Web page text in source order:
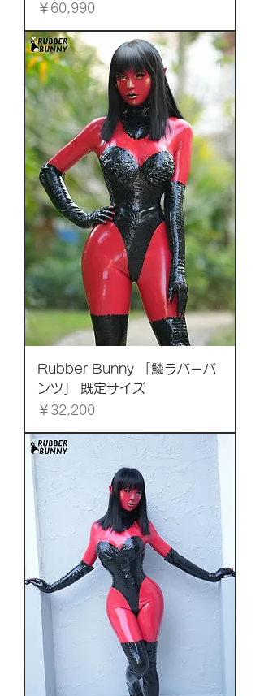
価格
￥60,990
Rubber Bunny 「鱗ラバーパ
ンツ」 既定サイズ
価格
￥32,200